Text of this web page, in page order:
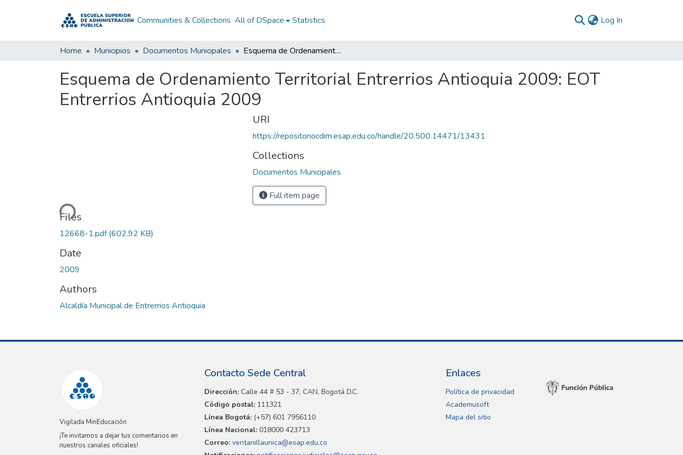
Communities & Collections All of DSpace Statistics Log In
Home Municipios Documentos Municipales Esquema de Ordenamiento Territorial Entrerrios Antioquia 2009: EOT Entrerrios Antioquia 2009
Esquema de Ordenamiento Territorial Entrerrios Antioquia 2009: EOT
Entrerrios Antioquia 2009
Loading...
Files
12668-1.pdf(602.92 KB)
Date
2009
Authors
Alcaldía Municipal de Entrerrios Antioquia
URI
https://repositoriocdim.esap.edu.co/handle/20.500.14471/13431
Collections
Documentos Municipales
Full item page
Vigilada MinEducación
¡Te invitamos a dejar tus comentarios en
nuestros canales oficiales!
Contacto Sede Central
Dirección: Calle 44 # 53 - 37, CAN, Bogotá D.C.
Código postal: 111321
Línea Bogotá: (+57) 601 7956110
Línea Nacional: 018000 423713
Correo: ventanillaunica@esap.edu.co
Enlaces
Política de privacidad
Academusoft
Mapa del sitio